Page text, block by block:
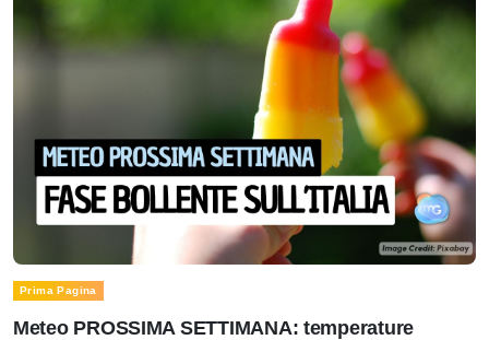
Prima Pagina
Meteo PROSSIMA SETTIMANA: temperature